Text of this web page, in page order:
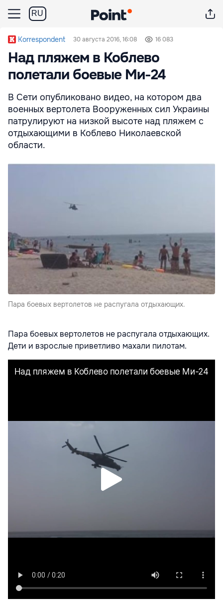
RU
Korrespondent 30 августа 2016, 16:08 16 083
Над пляжем в Коблево
полетали боевые Ми-24
В Сети опубликовано видео, на котором два
военных вертолета Вооруженных сил Украины
патрулируют на низкой высоте над пляжем с
отдыхающими в Коблево Николаевской
области.
Пара боевых вертолетов не распугала отдыхающих.
Пара боевых вертолетов не распугала отдыхающих.
Дети и взрослые приветливо махали пилотам.